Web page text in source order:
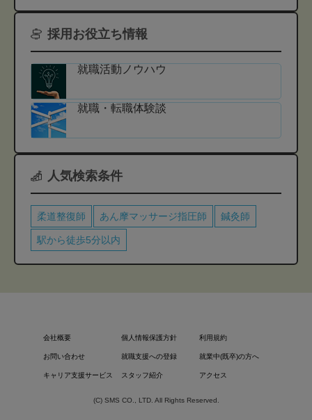
採用お役立ち情報
就職活動ノウハウ
就職・転職体験談
人気検索条件
柔道整復師 あん摩マッサージ指圧師 鍼灸師
駅から徒歩5分以内
会社概要 個人情報保護方針 利用規約
お問い合わせ 就職支援への登録 就業中(既卒)の方へ
キャリア支援サービス スタッフ紹介 アクセス
(C) SMS CO., LTD. All Rights Reserved.